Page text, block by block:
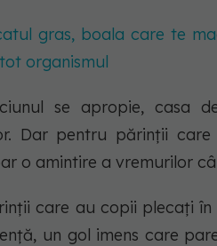
gras, boala care te
organismul
se apropie, casa
Dar pentru părinții
o amintire a vremurilor
care au copii plecați
un gol imens care